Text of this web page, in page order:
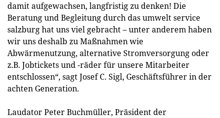
damit aufgewachsen, langfristig zu denken! Die
Beratung und Begleitung durch das umwelt service
salzburg hat uns viel gebracht – unter anderem haben
wir uns deshalb zu Maßnahmen wie
Abwärmenutzung, alternative Stromversorgung oder
z.B. Jobtickets und -räder für unsere Mitarbeiter
entschlossen“, sagt Josef C. Sigl, Geschäftsführer in der
achten Generation.
Laudator Peter Buchmüller, Präsident der